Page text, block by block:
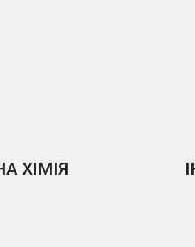
ХІМІЯ